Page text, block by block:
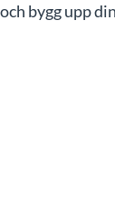
bygg upp din